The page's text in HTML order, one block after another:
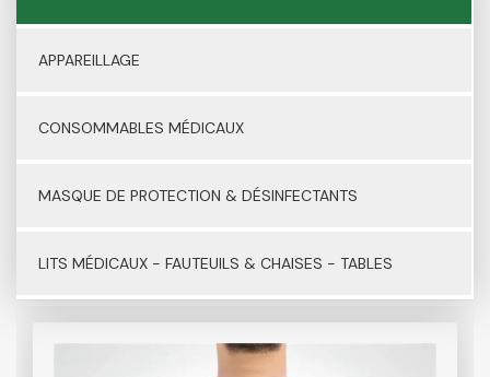
APPAREILLAGE
CONSOMMABLES MÉDICAUX
MASQUE DE PROTECTION & DÉSINFECTANTS
LITS MÉDICAUX - FAUTEUILS & CHAISES - TABLES